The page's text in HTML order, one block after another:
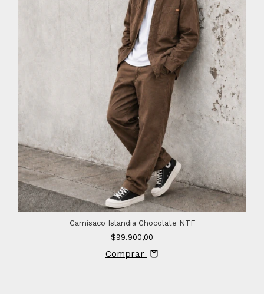
Camisaco Islandia Chocolate NTF
$99.900,00
Comprar